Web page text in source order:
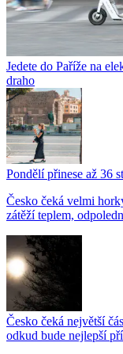
Jedete do Paříže na
draho
Pondělí přinese až 36
Česko čeká velmi
zátěží teplem,
Česko čeká největší
odkud bude nejlepší